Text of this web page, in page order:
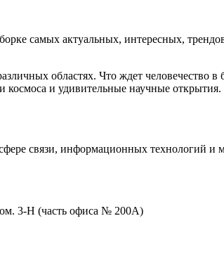
самых актуальных, интересных,
областях. Что ждет человечество
и удивительные научные
связи, информационных технологий и
3-Н (часть офиса № 200А)